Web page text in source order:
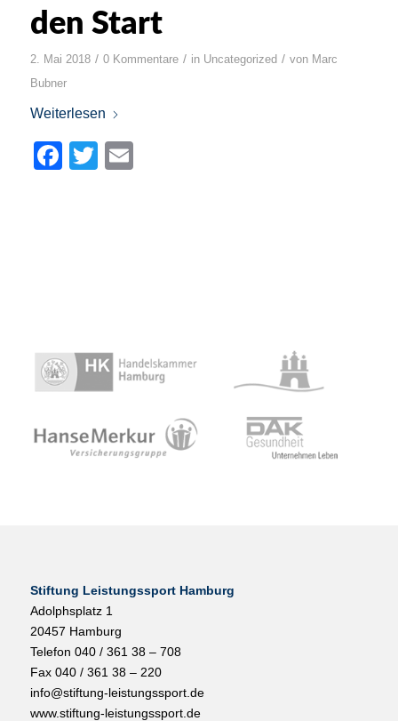
den Start
2. Mai 2018 / 0 Kommentare / in Uncategorized / von Marc
Bubner
Weiterlesen
Facebook
Twitter
Stiftung Leistungssport Hamburg
Adolphsplatz 1
20457 Hamburg
Telefon 040 / 361 38 – 708
Fax 040 / 361 38 – 220
info@stiftung-leistungssport.de
www.stiftung-leistungssport.de